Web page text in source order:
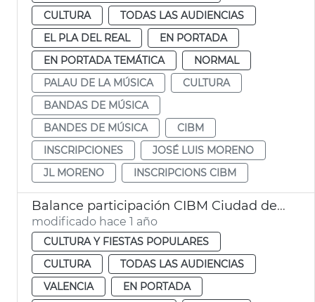
CULTURA
TODAS LAS AUDIENCIAS
EL PLA DEL REAL
EN PORTADA
EN PORTADA TEMÁTICA
NORMAL
PALAU DE LA MÚSICA
CULTURA
BANDAS DE MÚSICA
BANDES DE MÚSICA
CIBM
INSCRIPCIONES
JOSÉ LUIS MORENO
JL MORENO
INSCRIPCIONS CIBM
Balance participación CIBM Ciudad de València 2025
modificado hace 1 año
CULTURA Y FIESTAS POPULARES
CULTURA
TODAS LAS AUDIENCIAS
VALENCIA
EN PORTADA